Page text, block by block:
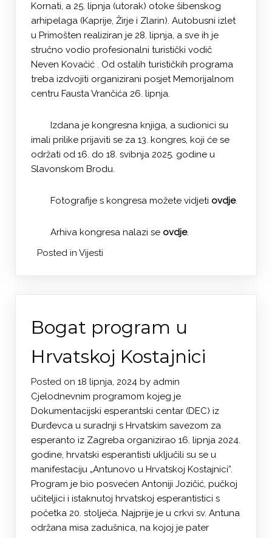
Kornati, a 25. lipnja (utorak) otoke šibenskog
arhipelaga (Kaprije, Žirje i Zlarin). Autobusni izlet
u Primošten realiziran je 28. lipnja, a sve ih je
stručno vodio profesionalni turistički vodič
Neven Kovačić . Od ostalih turističkih programa
treba izdvojiti organizirani posjet Memorijalnom
centru Fausta Vrančića 26. lipnja.
Izdana je kongresna knjiga, a sudionici su
imali prilike prijaviti se za 13. kongres, koji će se
održati od 16. do 18. svibnja 2025. godine u
Slavonskom Brodu.
Fotografije s kongresa možete vidjeti ovdje.
Arhiva kongresa nalazi se ovdje.
Posted in Vijesti
Bogat program u
Hrvatskoj Kostajnici
Posted on 18 lipnja, 2024 by admin
Cjelodnevnim programom kojeg je
Dokumentacijski esperantski centar (DEC) iz
Đurđevca u suradnji s Hrvatskim savezom za
esperanto iz Zagreba organizirao 16. lipnja 2024.
godine, hrvatski esperantisti uključili su se u
manifestaciju „Antunovo u Hrvatskoj Kostajnici”.
Program je bio posvećen Antoniji Jozičić, pučkoj
učiteljici i istaknutoj hrvatskoj esperantistici s
početka 20. stoljeća. Najprije je u crkvi sv. Antuna
održana misa zadušnica, na kojoj je pater